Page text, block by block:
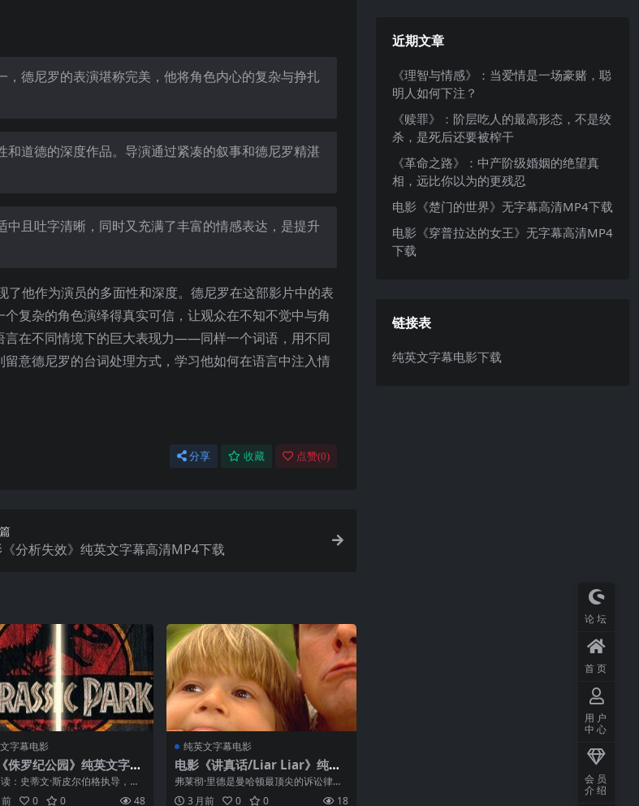
德尼罗的表演堪称完美，他将角色内心的复杂与挣扎
道德的深度作品。导演通过紧凑的叙事和德尼罗精湛
且吐字清晰，同时又充满了丰富的情感表达，是提升
了他作为演员的多面性和深度。德尼罗在这部影片中的表
复杂的角色演绎得真实可信，让观众在不知不觉中与角
言在不同情境下的巨大表现力——同样一个词语，用不同
意德尼罗的台词处理方式，学习他如何在语言中注入情
分享 收藏 点赞(0)
分析失效》纯英文字幕高清MP4下载
字幕电影
侏罗纪公园》纯英文字幕
下载
：史蒂文·斯皮尔伯格执导，山
、劳拉·德恩、杰夫·高布伦主演的
0 0 48
纯英文字幕电影
电影《讲真话/Liar Liar》纯英
文字幕高清MP4下载
弗莱彻·里德是曼哈顿最顶尖的诉讼律
师，他的人生靠两件事运转：一是出色
3 月前 0 0 18
近期文章
《理智与情感》：当爱情是一场豪赌，聪
明人如何下注？
《赎罪》：阶层吃人的最高形态，不是绞
杀，是死后还要被榨干
《革命之路》：中产阶级婚姻的绝望真
相，远比你以为的更残忍
电影《楚门的世界》无字幕高清MP4下载
电影《穿普拉达的女王》无字幕高清MP4
下载
链接表
纯英文字幕电影下载
论坛
首页
用户
中心
会员
介绍